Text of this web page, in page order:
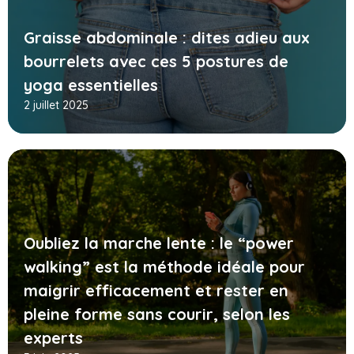
Graisse abdominale : dites adieu aux
bourrelets avec ces 5 postures de
yoga essentielles
2 juillet 2025
Oubliez la marche lente : le “power
walking” est la méthode idéale pour
maigrir efficacement et rester en
pleine forme sans courir, selon les
experts